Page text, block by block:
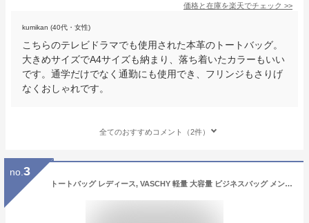
価格と在庫を楽天でチェック >>
kumikan (40代・女性)
こちらのテレビドラマでも使用された本革のトートバッグ。
大きめサイズでA4サイズも納まり、落ち着いたカラーもいい
です。通学だけでなく通勤にも使用でき、フリンジもさりげ
なくおしゃれです。
全てのおすすめコメント（2件）
no. 3
トートバッグ レディース, VASCHY 軽量 大容量 ビジネスバッグ メンズ 肩がけバッグ 手提げバッグ PC収納部とファスナー付き 通勤 通学 旅行 運動 ブラック